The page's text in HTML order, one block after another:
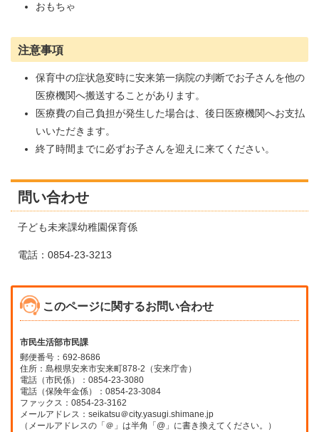
おもちゃ
注意事項
保育中の症状急変時に安来第一病院の判断でお子さんを他の
医療機関へ搬送することがあります。
医療費の自己負担が発生した場合は、後日医療機関へお支払
いいただきます。
終了時間までに必ずお子さんを迎えに来てください。
問い合わせ
子ども未来課幼稚園保育係
電話：0854-23-3213
このページに関するお問い合わせ
市民生活部市民課
郵便番号：692-8686
住所：島根県安来市安来町878-2（安来庁舎）
電話（市民係）：0854-23-3080
電話（保険年金係）：0854-23-3084
ファックス：0854-23-3162
メールアドレス：seikatsu＠city.yasugi.shimane.jp
（メールアドレスの「＠」は半角「@」に書き換えてください。）